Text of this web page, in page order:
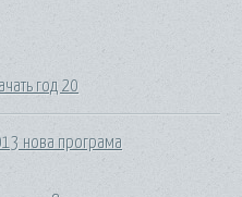
год 20
нова програма